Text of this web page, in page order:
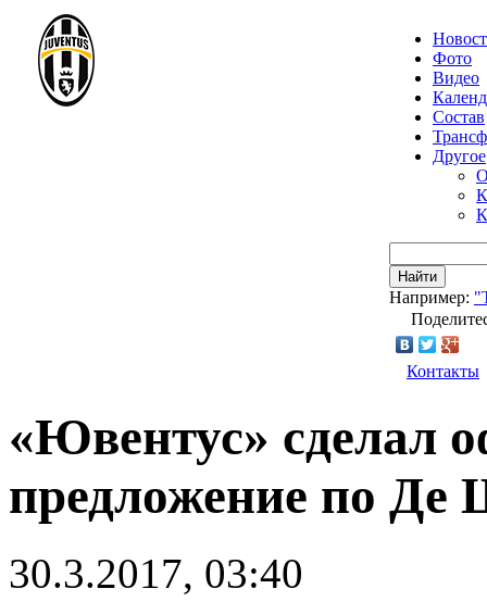
Фото
Видео
Состав
Другое
Найти
Например:
Контакты
«Ювентус» сделал
предложение по Де
30.3.2017, 03:40